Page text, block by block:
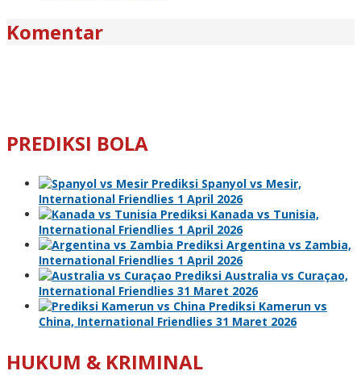
Komentar
PREDIKSI BOLA
Prediksi Spanyol vs Mesir,
International Friendlies 1 April 2026
Prediksi Kanada vs Tunisia,
International Friendlies 1 April 2026
Prediksi Argentina vs Zambia,
International Friendlies 1 April 2026
Prediksi Australia vs Curaçao,
International Friendlies 31 Maret 2026
Prediksi Kamerun vs
China, International Friendlies 31 Maret 2026
HUKUM & KRIMINAL